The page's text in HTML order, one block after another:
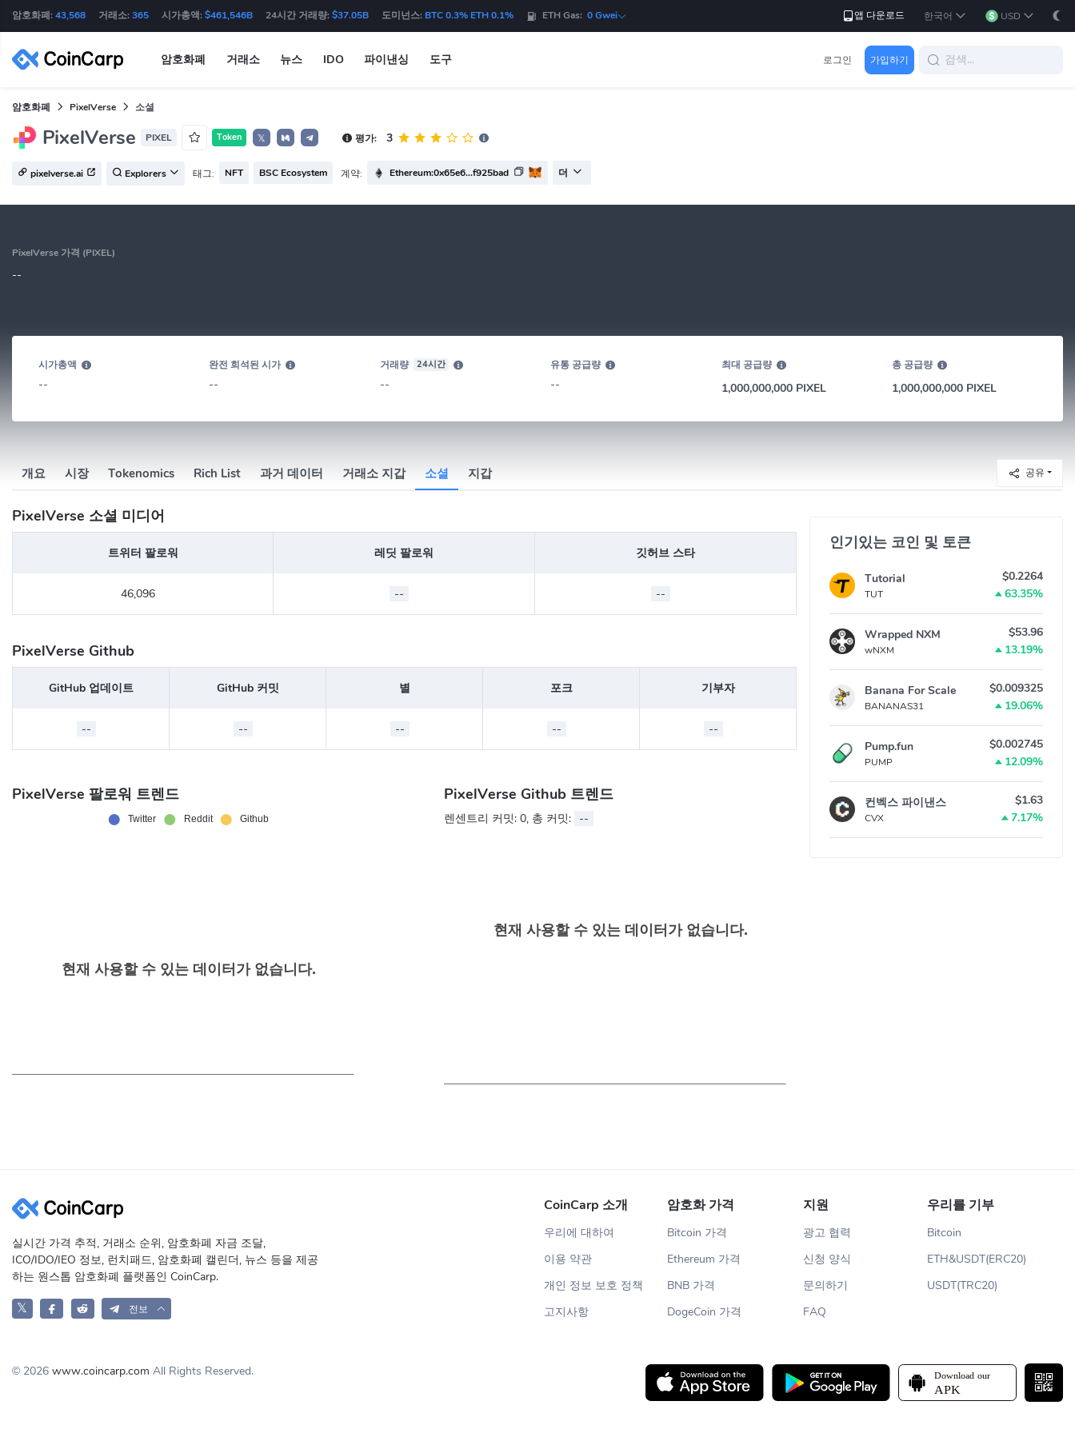
암호화폐: 43,568 거래소: 365 시가총액: $461,546B 24시간 거래량: $37.05B 도미넌스: BTC 0.3% ETH 0.1% ETH Gas: 0 Gwei 앱 다운로드 한국어 USD
암호화폐 거래소 뉴스 IDO 파이낸싱 도구 로그인 가입하기
암호화폐 PixelVerse 소셜
PixelVerse PIXEL Token 𝕏 평가: 3
pixelverse.ai Explorers 태그: NFT BSC Ecosystem 계약: Ethereum:0x65e6...f925bad 더
PixelVerse 가격 (PIXEL)
--
시가총액
--
완전 희석된 시가
--
거래량 24시간
--
유통 공급량
--
최대 공급량
1,000,000,000 PIXEL
총 공급량
1,000,000,000 PIXEL
개요 시장 Tokenomics Rich List 과거 데이터 거래소 지갑 소셜 지갑 공유
PixelVerse 소셜 미디어
트위터 팔로워 레딧 팔로워 깃허브 스타
46,096 -- --
PixelVerse Github
GitHub 업데이트 GitHub 커밋 별 포크 기부자
-- -- -- -- --
PixelVerse 팔로워 트렌드 PixelVerse Github 트렌드
렌센트리 커밋: 0, 총 커밋: --
인기있는 코인 및 토큰
Tutorial
TUT
$0.2264
63.35%
Wrapped NXM
wNXM
$53.96
13.19%
Banana For Scale
BANANAS31
$0.009325
19.06%
Pump.fun
PUMP
$0.002745
12.09%
컨벡스 파이낸스
CVX
$1.63
7.17%
실시간 가격 추적, 거래소 순위, 암호화폐 자금 조달,
ICO/IDO/IEO 정보, 런치패드, 암호화폐 캘린더, 뉴스 등을 제공
하는 원스톱 암호화폐 플랫폼인 CoinCarp.
𝕏 전보
CoinCarp 소개
우리에 대하여
이용 약관
개인 정보 보호 정책
고지사항
암호화 가격
Bitcoin 가격
Ethereum 가격
BNB 가격
DogeCoin 가격
지원
광고 협력
신청 양식
문의하기
FAQ
우리를 기부
Bitcoin
ETH&USDT(ERC20)
USDT(TRC20)
© 2026 www.coincarp.com All Rights Reserved.